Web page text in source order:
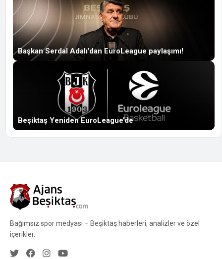
Başkan Serdal Adalı’dan EuroLeague paylaşımı!
Beşiktaş Yeniden EuroLeague’de
Bağımsız spor medyası – Beşiktaş haberleri, analizler ve özel
içerikler.